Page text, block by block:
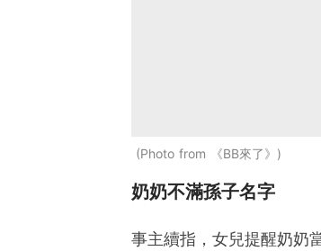
Photo from 《BB來了》
奶奶不滿孫子名字
事主續指，女兒提醒奶奶